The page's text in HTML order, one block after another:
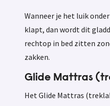
Wanneer je het luik
klapt, dan wordt dit
rechtop in bed zitten
zakken.
Glide Mattras
Het Glide Mattras